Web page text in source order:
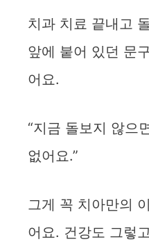
치과 치료 끝내고
앞에 붙어 있던 문
어요.
“지금 돌보지 않으
없어요.”
그게 꼭 치아만의
어요. 건강도 그렇